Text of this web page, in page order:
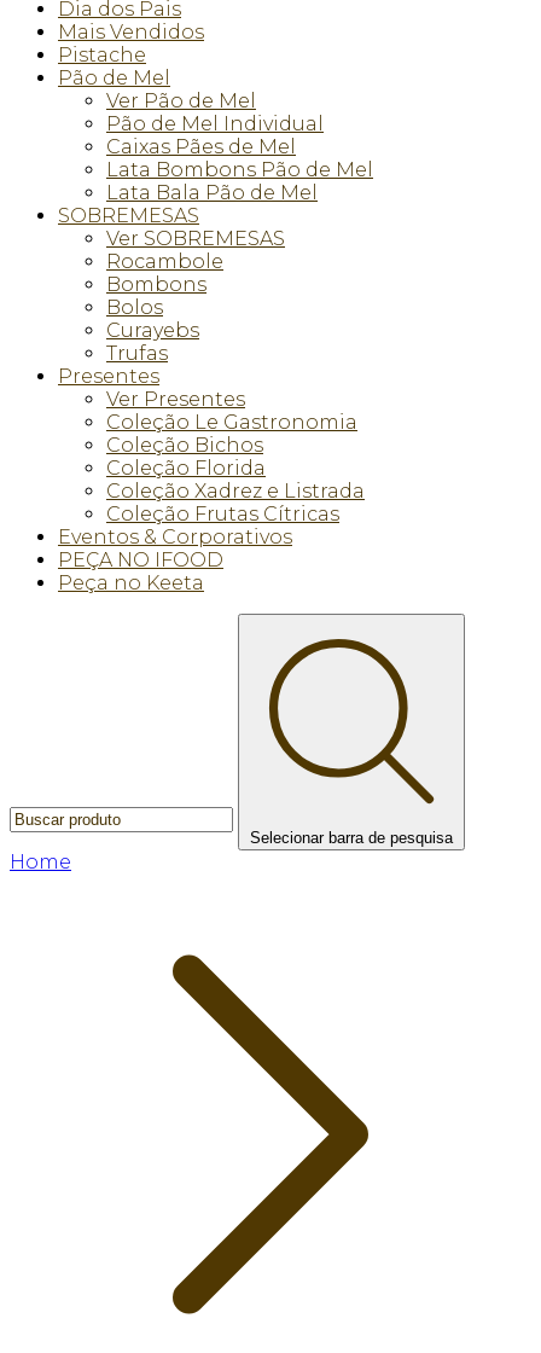
Dia dos Pais
Mais Vendidos
Pistache
Pão de Mel
Ver Pão de Mel
Pão de Mel Individual
Caixas Pães de Mel
Lata Bombons Pão de Mel
Lata Bala Pão de Mel
SOBREMESAS
Ver SOBREMESAS
Rocambole
Bombons
Bolos
Curayebs
Trufas
Presentes
Ver Presentes
Coleção Le Gastronomia
Coleção Bichos
Coleção Florida
Coleção Xadrez e Listrada
Coleção Frutas Cítricas
Eventos & Corporativos
PEÇA NO IFOOD
Peça no Keeta
Selecionar barra de pesquisa
Home